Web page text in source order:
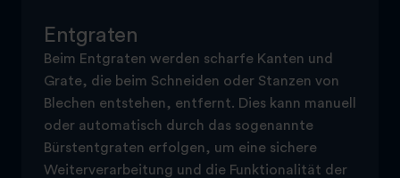
Entgraten
Beim Entgraten werden scharfe Kanten und
Grate, die beim Schneiden oder Stanzen von
Blechen entstehen, entfernt. Dies kann manuell
oder automatisch durch das sogenannte
Bürstentgraten erfolgen, um eine sichere
Weiterverarbeitung und die Funktionalität der